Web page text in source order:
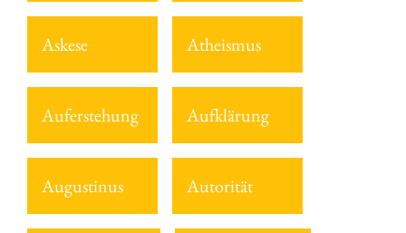
Askese Atheismus
Auferstehung Aufklärung
Augustinus Autorität